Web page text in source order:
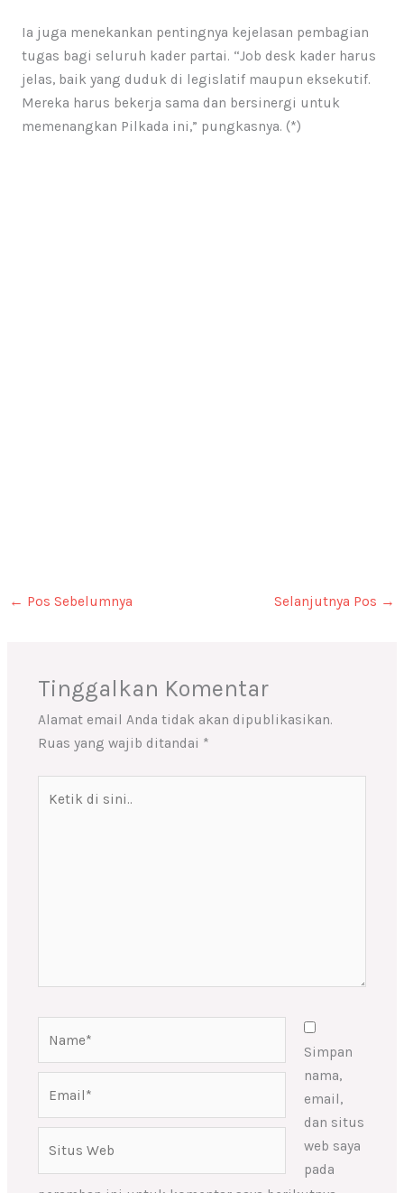
Ia juga menekankan pentingnya kejelasan pembagian
tugas bagi seluruh kader partai. “Job desk kader harus
jelas, baik yang duduk di legislatif maupun eksekutif.
Mereka harus bekerja sama dan bersinergi untuk
memenangkan Pilkada ini,” pungkasnya. (*)
← Pos Sebelumnya Selanjutnya Pos →
Tinggalkan Komentar
Alamat email Anda tidak akan dipublikasikan.
Ruas yang wajib ditandai *
Simpan
nama,
email,
dan situs
web saya
pada